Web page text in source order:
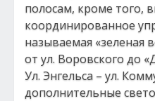
полосам, кроме того,
координированное
называемая «зеленая
от ул. Воровского до
Ул. Энгельса – ул.
дополнительные